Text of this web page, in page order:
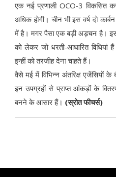
एक नई प्रणाली OCO-3 विकसित
अधिक होगी। चीन भी इस वर्ष दो
में है। मगर पैसा एक बड़ी अड़चन है।
को लेकर जो धरती-आधारित
इन्हीं को तरजीह देना चाहते हैं।
वैसे मई में विभिन्न अंतरिक्ष एजेंसियों
इन उपग्रहों से प्राप्त आंकड़ों के
बनने के आसार हैं। (स्रोत फीचर्स)